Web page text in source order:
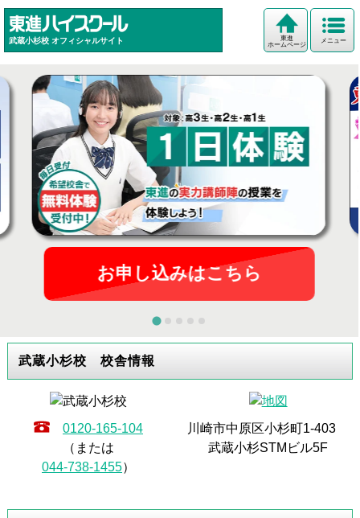
武蔵小杉校 オフィシャルサイト メニュー
東進
ホームページ
お申し込みはこちら
武蔵小杉校 校舎情報
0120-165-104
（または
044-738-1455）
川崎市中原区小杉町1-403
武蔵小杉STMビル5F